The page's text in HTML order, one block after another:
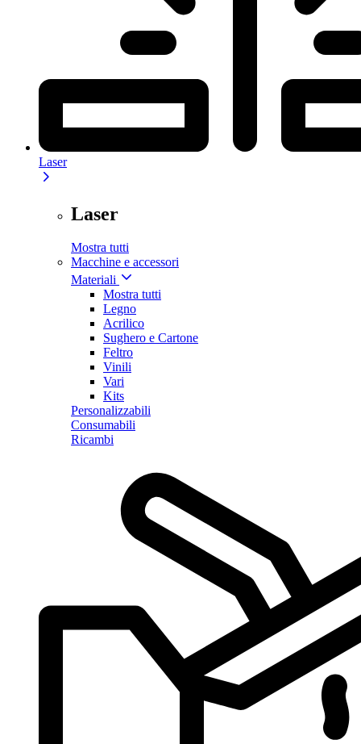
Laser
Laser
Mostra tutti
Macchine e accessori
Materiali
Mostra tutti
Legno
Acrilico
Sughero e Cartone
Feltro
Vinili
Vari
Kits
Personalizzabili
Consumabili
Ricambi